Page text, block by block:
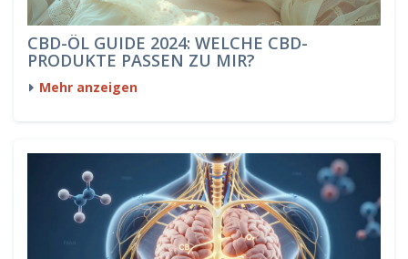
CBD-ÖL GUIDE 2024: WELCHE CBD-
PRODUKTE PASSEN ZU MIR?
Mehr anzeigen